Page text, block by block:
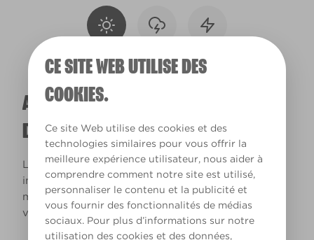
CE SITE WEB UTILISE DES
COOKIES.
Ce site Web utilise des cookies et des
technologies similaires pour vous offrir la
meilleure expérience utilisateur, nous aider à
comprendre comment notre site est utilisé,
personnaliser le contenu et la publicité et
vous fournir des fonctionnalités de médias
sociaux. Pour plus d’informations sur notre
utilisation des cookies et des données,
A QUOI RESSEMBLERA CETTE COULEUR
DANS VOTRE MAISON ?
La lumière naturelle et l’éclairage jouent un rôle
important sur le rendu des couleurs dans votre
maison. Utilisez cet outil pour voir le rendu de
votre couleur en fonction de la lumière.